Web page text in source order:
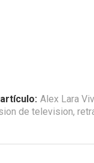
Alex Lara
de television,